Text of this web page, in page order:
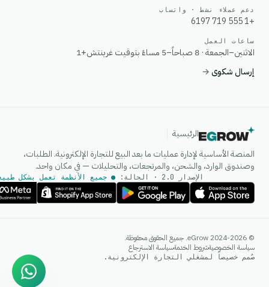
دعم عملاء نشط · واتساب
+1 555 719 6197
ساعات العمل
الاثنين–الجمعة · 8 صباحاً–5 مساءً بتوقيت غرينتش+1
إرسال شكوى→
الرئيسية
المنصة الأساسية لإدارة عمليات ما بعد البيع للتجارة الإلكترونية. الطلبات،
وصندوق الوارد، والشحن، والمرتجعات، والتحليلات — في مكان واحد.
الإصدار 2.0 · الحالة: ● جميع الأنظمة تعمل بشكل
© 2024-2026 eGrow. جميع الحقوق محفوظة.
سياسة الخصوصيةشروط الخدمةسياسة الاسترجاع
صُمم خصيصاً لمشغلي التجارة الإلكترونية.
إجابات فورية على واتساب